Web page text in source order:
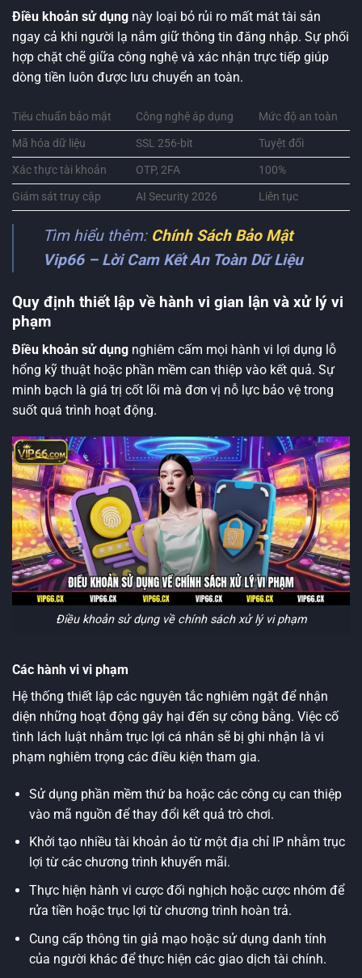
Điều khoản sử dụng này loại bỏ rủi ro mất mát tài sản
ngay cả khi người lạ nắm giữ thông tin đăng nhập. Sự phối
hợp chặt chẽ giữa công nghệ và xác nhận trực tiếp giúp
dòng tiền luôn được lưu chuyển an toàn.
Tiêu chuẩn bảo mật Công nghệ áp dụng
Mức độ an toàn
Mã hóa dữ liệu
SSL 256-bit
Tuyệt đối
Xác thực tài khoản
OTP, 2FA
100%
Giám sát truy cập
AI Security 2026 Liên tục
Tìm hiểu thêm: Chính Sách Bảo Mật
Vip66 – Lời Cam Kết An Toàn Dữ Liệu
Quy định thiết lập về hành vi gian lận và xử lý vi
phạm
Điều khoản sử dụng nghiêm cấm mọi hành vi lợi dụng lỗ
hổng kỹ thuật hoặc phần mềm can thiệp vào kết quả. Sự
minh bạch là giá trị cốt lõi mà đơn vị nỗ lực bảo vệ trong
suốt quá trình hoạt động.
Điều khoản sử dụng về chính sách xử lý vi phạm
Các hành vi vi phạm
Hệ thống thiết lập các nguyên tắc nghiêm ngặt để nhận
diện những hoạt động gây hại đến sự công bằng. Việc cố
tình lách luật nhằm trục lợi cá nhân sẽ bị ghi nhận là vi
phạm nghiêm trọng các điều kiện tham gia.
Sử dụng phần mềm thứ ba hoặc các công cụ can thiệp
vào mã nguồn để thay đổi kết quả trò chơi.
Khởi tạo nhiều tài khoản ảo từ một địa chỉ IP nhằm trục
lợi từ các chương trình khuyến mãi.
Thực hiện hành vi cược đối nghịch hoặc cược nhóm để
rửa tiền hoặc trục lợi từ chương trình hoàn trả.
Cung cấp thông tin giả mạo hoặc sử dụng danh tính
của người khác để thực hiện các giao dịch tài chính.